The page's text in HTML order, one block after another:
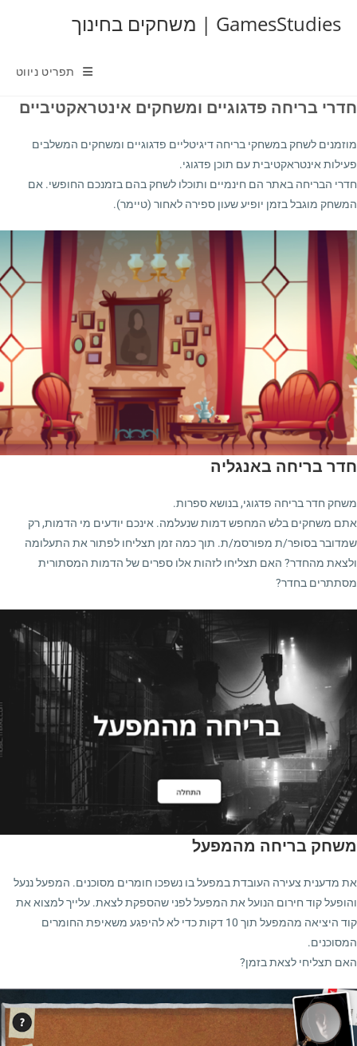
GamesStudies | משחקים בחינוך
תפריט ניווט
חדרי בריחה פדגוגיים ומשחקים אינטראקטיביים
מוזמנים לשחק במשחקי בריחה דיגיטליים פדגוגיים ומשחקים המשלבים
פעילות אינטראקטיבית עם תוכן פדגוגי.
חדרי הבריחה באתר הם חינמיים ותוכלו לשחק בהם בזמנכם החופשי. אם
המשחק מוגבל בזמן יופיע שעון ספירה לאחור (טיימר).
חדר בריחה באנגליה
משחק חדר בריחה פדגוגי, בנושא ספרות.
אתם משחקים בלש המחפש דמות שנעלמה. אינכם יודעים מי הדמות, רק
שמדובר בסופר/ת מפורסמ/ת. תוך כמה זמן תצליחו לפתור את התעלומה
ולצאת מהחדר? האם תצליחו לזהות אלו ספרים של הדמות המסתורית
מסתתרים בחדר?
משחק בריחה מהמפעל
את מדענית צעירה העובדת במפעל בו נשפכו חומרים מסוכנים. המפעל ננעל
והופעל קוד חירום הנועל את המפעל לפני שהספקת לצאת. עלייך למצוא את
קוד היציאה מהמפעל תוך 10 דקות כדי לא להיפגע משאיפת החומרים
המסוכנים.
האם תצליחי לצאת בזמן?